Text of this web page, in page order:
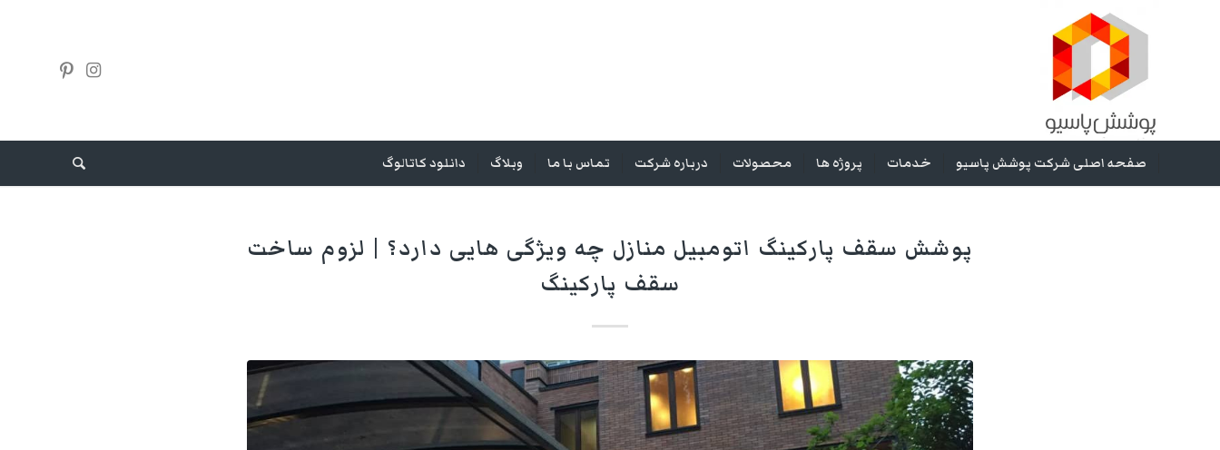
صفحه اصلی شرکت پوشش پاسیو خدمات پروژه ها محصولات درباره شرکت تماس با ما وبلاگ دانلود کاتالوگ
پوشش سقف پارکینگ اتومبیل منازل چه ویژگی هایی دارد؟ | لزوم ساخت
سقف پارکینگ